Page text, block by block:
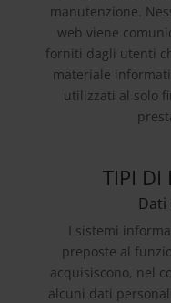
manutenzione.
web viene
forniti dagli utenti
materiale
utilizzati al solo
TIPI DI
Dati
I sistemi
preposte al
acquisiscono, nel
alcuni dati